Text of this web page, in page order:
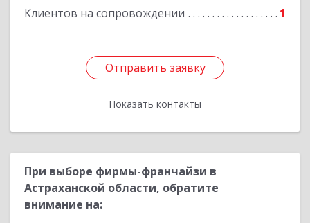
Клиентов на сопровождении 1
Отправить заявку
Показать контакты
Отправить заявку
Назад
При выборе фирмы-франчайзи в
Астраханской области, обратите
внимание на: